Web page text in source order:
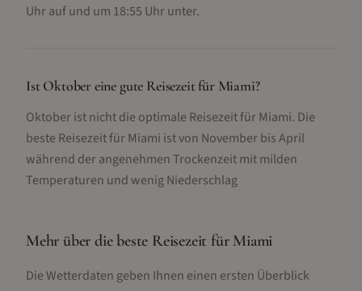
Uhr auf und um 18:55 Uhr unter.
Ist Oktober eine gute Reisezeit für Miami?
Oktober ist nicht die optimale Reisezeit für Miami. Die
beste Reisezeit für Miami ist von November bis April
während der angenehmen Trockenzeit mit milden
Temperaturen und wenig Niederschlag
Mehr über die beste Reisezeit für Miami
Die Wetterdaten geben Ihnen einen ersten Überblick